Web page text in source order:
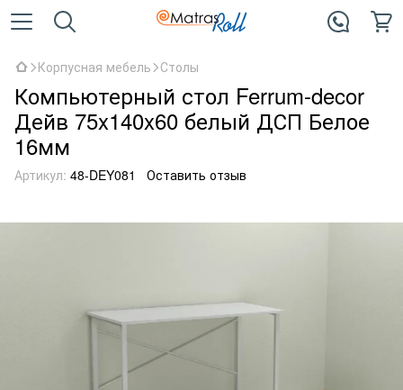
Корпусная мебель Столы
Компьютерный стол Ferrum-decor
Дейв 75x140x60 белый ДСП Белое
16мм
Артикул: 48-DEY081 Оставить отзыв